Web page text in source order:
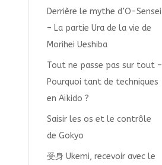
Derrière le mythe d’O-Sensei
– La partie Ura de la vie de
Morihei Ueshiba
Tout ne passe pas sur tout –
Pourquoi tant de techniques
en Aïkido ?
Saisir les os et le contrôle
de Gokyo
受身 Ukemi, recevoir avec le